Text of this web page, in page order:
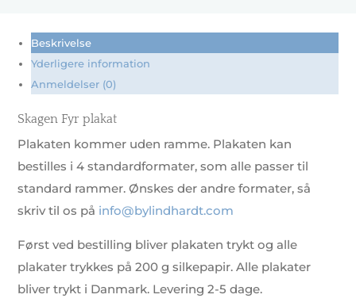
Beskrivelse
Yderligere information
Anmeldelser (0)
Skagen Fyr plakat
Plakaten kommer uden ramme. Plakaten kan
bestilles i 4 standardformater, som alle passer til
standard rammer. Ønskes der andre formater, så
skriv til os på info@bylindhardt.com
Først ved bestilling bliver plakaten trykt og alle
plakater trykkes på 200 g silkepapir. Alle plakater
bliver trykt i Danmark. Levering 2-5 dage.